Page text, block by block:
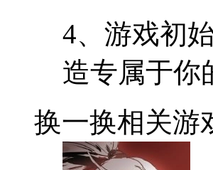
4、游戏初
造专属于你
换一换相关游